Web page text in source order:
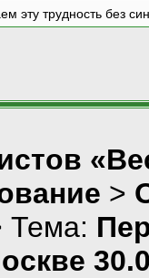
эту трудность без
>
Тема: